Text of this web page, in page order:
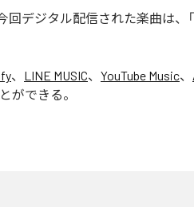
デジタル配信された楽曲は、「
、 LINE MUSIC、 YouTube Music、
ができる。